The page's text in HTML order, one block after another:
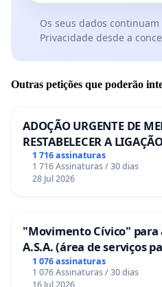
Os seus dados continuam
Privacidade desde a
Outras petições que poderão
ADOÇÃO URGENTE DE
RESTABELECER A
1 716 assinaturas
1 716 Assinaturas / 30 dias
28 Jul 2026
"Movimento Cívico" para
A.S.A. (área de serviços
Coimbra
1 076 assinaturas
1 076 Assinaturas / 30 dias